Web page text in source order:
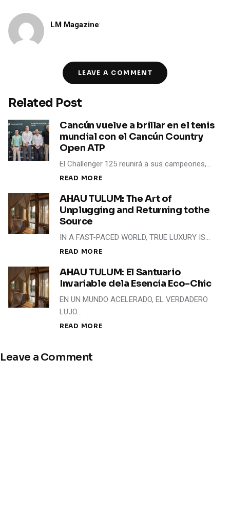
LM Magazine:
LEAVE A COMMENT
Related Post
Cancún vuelve a brillar en el tenis
mundial con el Cancún Country
Open ATP
El Challenger 125 reunirá a sus campeones,…
READ MORE
AHAU TULUM: The Art of
Unplugging and Returning tothe
Source
IN A FAST-PACED WORLD, TRUE LUXURY IS…
READ MORE
AHAU TULUM: El Santuario
Invariable dela Esencia Eco-Chic
EN UN MUNDO ACELERADO, EL VERDADERO
LUJO…
READ MORE
Leave a Comment